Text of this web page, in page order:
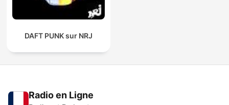
DAFT PUNK sur NRJ
Radio en Ligne